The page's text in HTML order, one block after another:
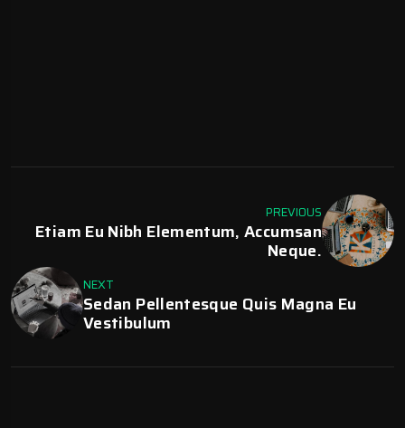
PREVIOUS
Etiam Eu Nibh Elementum, Accumsan
Neque.
NEXT
Sedan Pellentesque Quis Magna Eu
Vestibulum